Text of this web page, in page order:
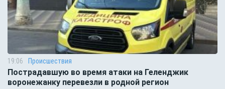
19:06 Происшествия
Пострадавшую во время атаки на Геленджик
воронежанку перевезли в родной регион